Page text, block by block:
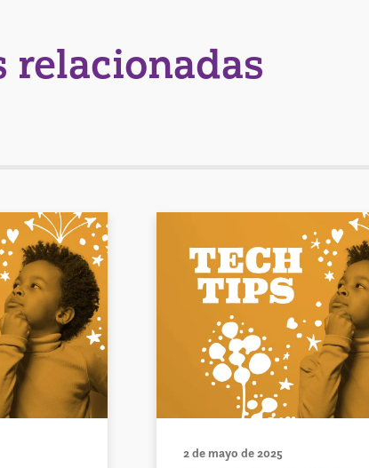
relacionadas
2 de mayo de 2025